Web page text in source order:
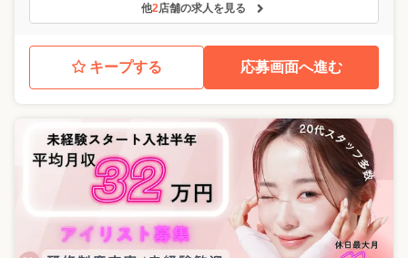
他2店舗の求人を見る
キープする 応募画面へ進む